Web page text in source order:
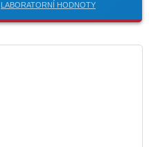
LABORATORNÍ HODNOTY